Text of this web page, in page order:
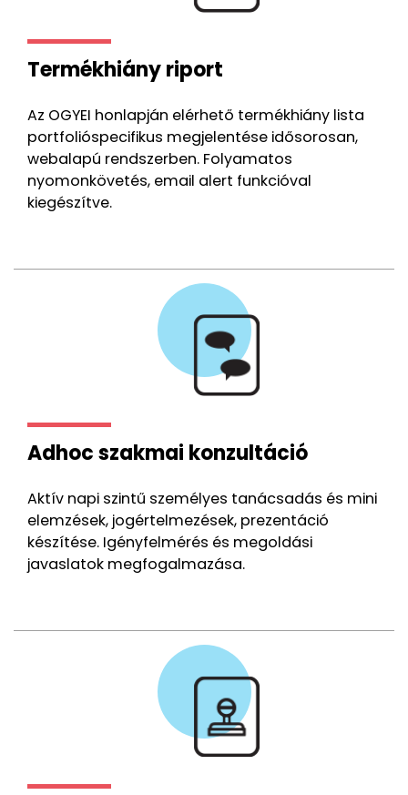
Termékhiány riport
Az OGYEI honlapján elérhető termékhiány lista
portfolióspecifikus megjelentése idősorosan,
webalapú rendszerben. Folyamatos
nyomonkövetés, email alert funkcióval
kiegészítve.
Adhoc szakmai konzultáció
Aktív napi szintű személyes tanácsadás és mini
elemzések, jogértelmezések, prezentáció
készítése. Igényfelmérés és megoldási
javaslatok megfogalmazása.